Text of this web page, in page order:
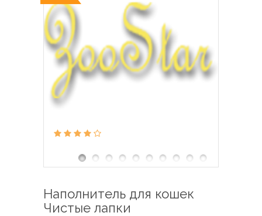
Наполнитель для кошек
Чистые лапки